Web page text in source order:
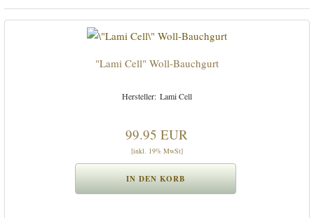
"Lami Cell" Woll-Bauchgurt
Lami Cell
99.95 EUR
[inkl. 19% MwSt]